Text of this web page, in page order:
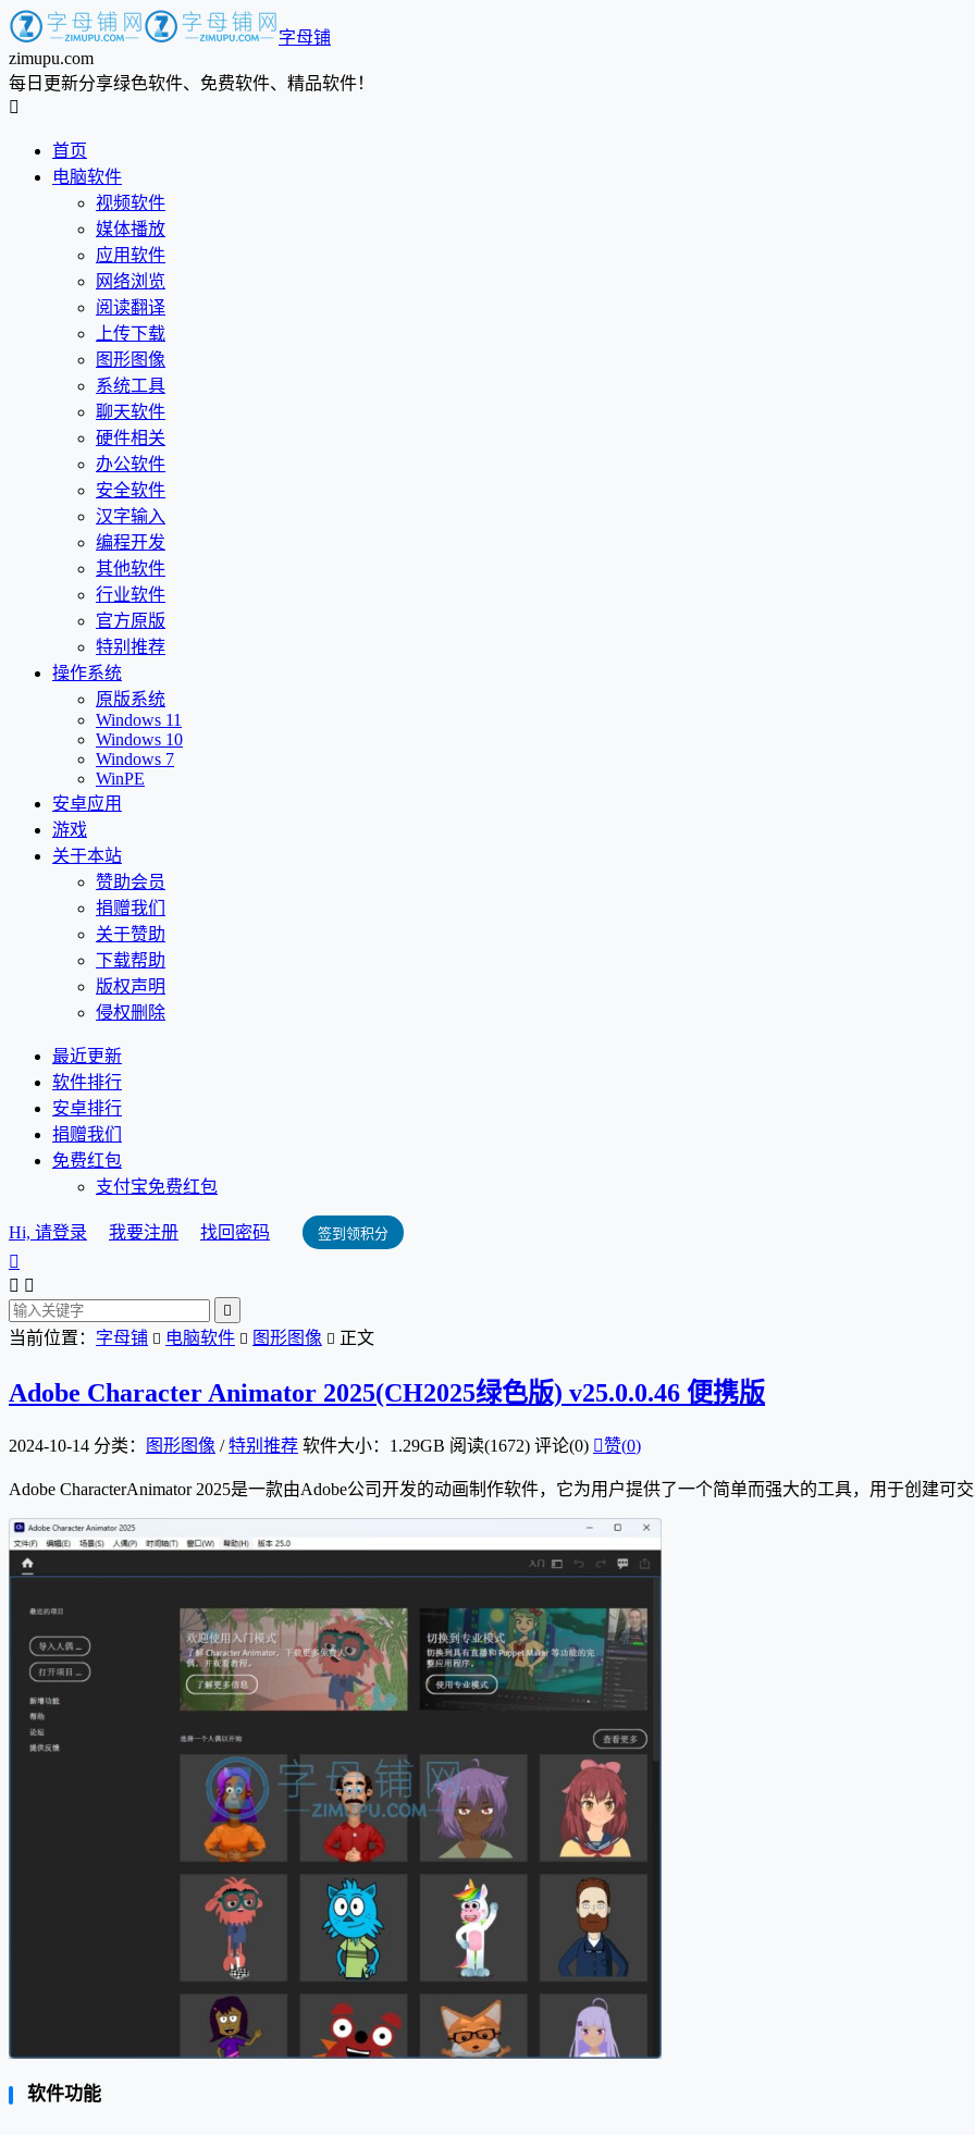
字母铺
zimupu.com
每日更新分享绿色软件、免费软件、精品软件！

首页
电脑软件
视频软件
媒体播放
应用软件
网络浏览
阅读翻译
上传下载
图形图像
系统工具
聊天软件
硬件相关
办公软件
安全软件
汉字输入
编程开发
其他软件
行业软件
官方原版
特别推荐
操作系统
原版系统
Windows 11
Windows 10
Windows 7
WinPE
安卓应用
游戏
关于本站
赞助会员
捐赠我们
关于赞助
下载帮助
版权声明
侵权删除
最近更新
软件排行
安卓排行
捐赠我们
免费红包
支付宝免费红包
Hi, 请登录 我要注册 找回密码 签到领积分

 

当前位置： 字母铺  电脑软件  图形图像  正文
Adobe Character Animator 2025(CH2025绿色版) v25.0.0.46 便携版
2024-10-14 分类： 图形图像 /特别推荐 软件大小：1.29GB 阅读(1672) 评论(0) 赞(0)
Adobe CharacterAnimator 2025是一款由Adobe公司开发的动画制作软件，它为用户提供了一个简单而强大的工具，用于创建可交
软件功能